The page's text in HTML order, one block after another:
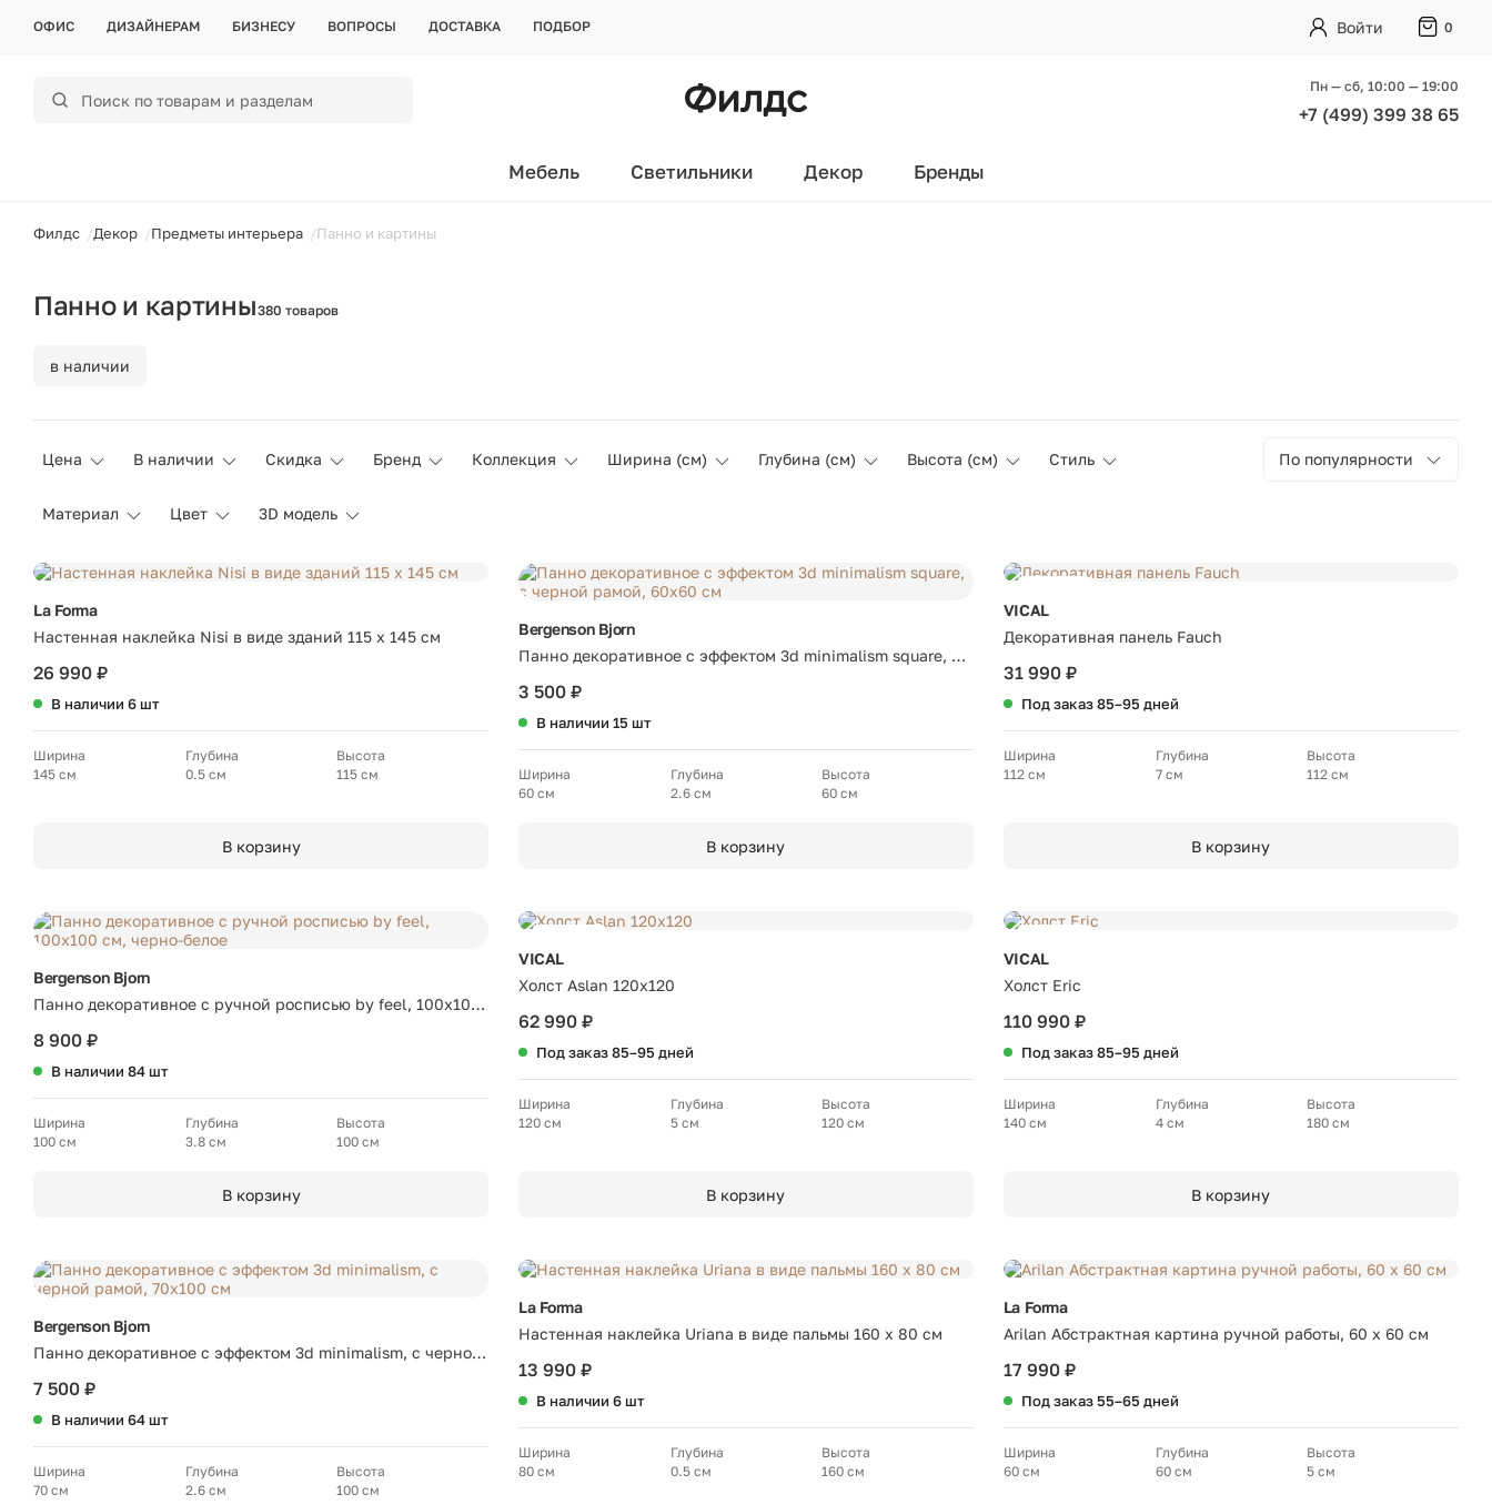
ОФИС ДИЗАЙНЕРАМ БИЗНЕСУ ВОПРОСЫ ДОСТАВКА ПОДБОР Войти 0
Пн — сб, 10:00 — 19:00
+7 (499) 399 38 65
Мебель Светильники Декор Бренды
Филдс Декор Предметы интерьера Панно и картины
Панно и картины380 товаров
в наличии
Цена В наличии Скидка Бренд Коллекция Ширина (см) Глубина (см) Высота (см) Стиль
Материал Цвет 3D модель
По популярности
La Forma
Настенная наклейка Nisi в виде зданий 115 x 145 см
26 990 ₽
В наличии 6 шт
Ширина
145 см
Глубина
0.5 см
Высота
115 см
В корзину
Bergenson Bjorn
Панно декоративное с эффектом 3d minimalism square, с
черной рамой, 60х60 см
3 500 ₽
В наличии 15 шт
Ширина
60 см
Глубина
2.6 см
Высота
60 см
В корзину
VICAL
Декоративная панель Fauch
31 990 ₽
Под заказ 85–95 дней
Ширина
112 см
Глубина
7 см
Высота
112 см
В корзину
Bergenson Bjorn
Панно декоративное с ручной росписью by feel, 100х100
см, черно-белое
8 900 ₽
В наличии 84 шт
Ширина
100 см
Глубина
3.8 см
Высота
100 см
В корзину
VICAL
Холст Aslan 120x120
62 990 ₽
Под заказ 85–95 дней
Ширина
120 см
Глубина
5 см
Высота
120 см
В корзину
VICAL
Холст Eric
110 990 ₽
Под заказ 85–95 дней
Ширина
140 см
Глубина
4 см
Высота
180 см
В корзину
Bergenson Bjorn
Панно декоративное с эффектом 3d minimalism, с черной
рамой, 70х100 см
7 500 ₽
В наличии 64 шт
Ширина
70 см
Глубина
2.6 см
Высота
100 см
La Forma
Настенная наклейка Uriana в виде пальмы 160 x 80 см
13 990 ₽
В наличии 6 шт
Ширина
80 см
Глубина
0.5 см
Высота
160 см
La Forma
Arilan Абстрактная картина ручной работы, 60 x 60 см
17 990 ₽
Под заказ 55–65 дней
Ширина
60 см
Глубина
60 см
Высота
5 см